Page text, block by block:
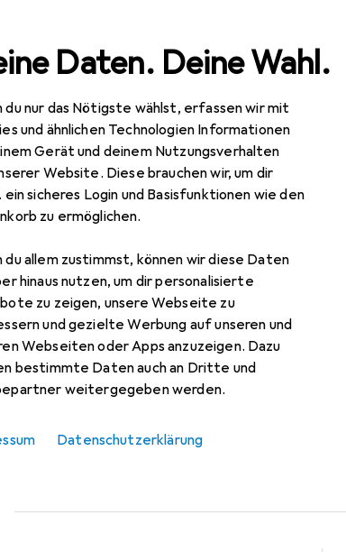
Daten. Deine Wahl.
du nur das Nötigste wählst, erfassen wir mit
und ähnlichen Technologien Informationen
Gerät und deinem Nutzungsverhalten
Website. Diese brauchen wir, um dir
ein sicheres Login und Basisfunktionen wie den
zu ermöglichen.
du allem zustimmst, können wir diese Daten
hinaus nutzen, um dir personalisierte
zu zeigen, unsere Webseite zu
und gezielte Werbung auf unseren und
Webseiten oder Apps anzuzeigen. Dazu
bestimmte Daten auch an Dritte und
weitergegeben werden.
Datenschutzerklärung
Gesamtsortiment Sport Outdoor
EUR
89,44 statt EUR
99,90
MeindlSnap
Zubehör für Meindl Snap
Hier findest du passendes Zubehör zum Produkt
Beliebt Schuhpflegemittel